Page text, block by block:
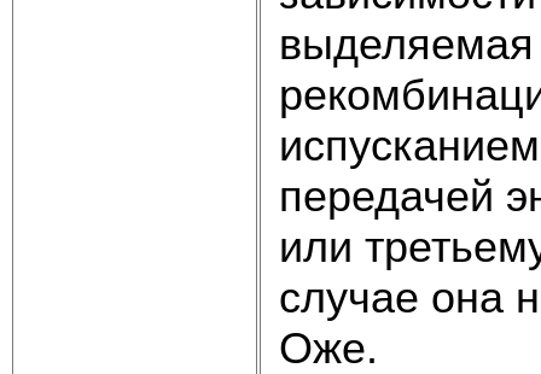
выделяемая
передачей
или
случае она
Оже.